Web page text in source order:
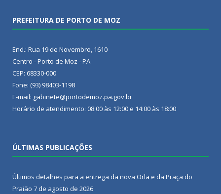
PREFEITURA DE PORTO DE MOZ
End.: Rua 19 de Novembro, 1610
Centro - Porto de Moz - PA
CEP: 68330-000
Fone: (93) 98403-1198
E-mail: gabinete@portodemoz.pa.gov.br
Horário de atendimento: 08:00 às 12:00 e 14:00 às 18:00
ÚLTIMAS PUBLICAÇÕES
Últimos detalhes para a entrega da nova Orla e da Praça do
Praião 7 de agosto de 2026